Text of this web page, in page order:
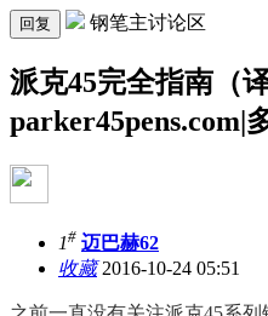
回复 钢笔主讨论区
派克45完全指南（
parker45pens.com|
1# 迈巴赫62
收藏2016-10-24 05:51